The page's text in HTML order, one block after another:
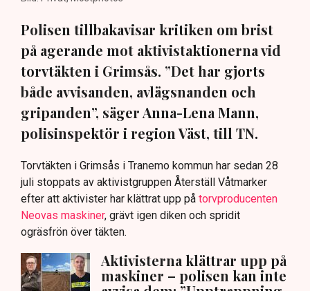
Polisen tillbakavisar kritiken om brist
på agerande mot aktivistaktionerna vid
torvtäkten i Grimsås. ”Det har gjorts
både avvisanden, avlägsnanden och
gripanden”, säger Anna-Lena Mann,
polisinspektör i region Väst, till TN.
Torvtäkten i Grimsås i Tranemo kommun har sedan 28
juli stoppats av aktivistgruppen Återställ Våtmarker
efter att aktivister har klättrat upp på torvproducenten
Neovas maskiner, grävt igen diken och spridit
ogräsfrön över täkten.
Aktivisterna klättrar upp på
maskiner – polisen kan inte